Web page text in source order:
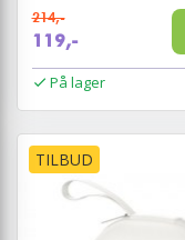
214,-
119,-
På lager
TILBUD